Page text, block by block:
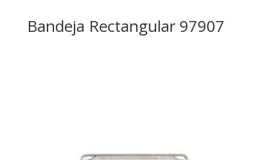
Bandeja Rectangular 97907